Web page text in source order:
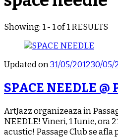
Showing: 1 - 1 of 1 RESULTS
Updated on31/05/201230/05/
SPACE NEEDLE @
ArtJazz organizeaza in
NEEDLE! Vineri, 1 Iunie, ora
acustic! Passage Club se afla